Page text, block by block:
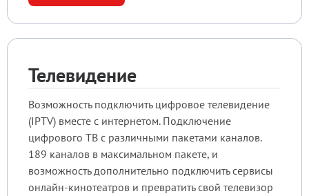
Телевидение
Возможность подключить цифровое телевидение
(IPTV) вместе с интернетом. Подключение
цифрового ТВ с различными пакетами каналов.
189 каналов в максимальном пакете, и
возможность дополнительно подключить сервисы
онлайн-кинотеатров и превратить свой телевизор